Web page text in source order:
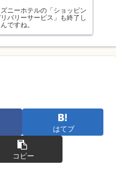
ニーホテルの「ショッピン
バリーサービス」も終了し
ですね。
はてブ
コピー